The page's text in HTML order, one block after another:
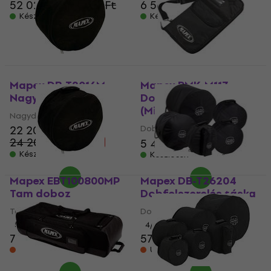
52 020 Ft 53 000 Ft
Készleten
6 560 Ft
Készleten
Mapex DB-T2016M
Nagydob tok
Nagydob tok
22 200 Ft
24 200 Ft
- 8 %
Készleten
Mapex PMK-M117
Dobverő tok Black
(Mint új)
Dobverő tok
5 420 Ft5 490 Ft
Készleten
Mapex EBT100800MP
Tam doboz
Tam doboz
5
7 070 Ft
Úton van
Mapex DB-T26204
Dobfelszerelés táska
Dobfelszerelés táska
4/5
57 930 Ft
Úton van